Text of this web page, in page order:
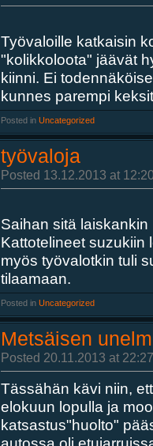
Työvaloille katkaisin
"kolikkoloota" jäävät
kiinni. Ei
kunnes parempi
Posted in Uncategorized
työvaloja
Posted 13.12.2013 at
Saihan sitä
Kattotelineet suzukiin
myös työvalotkin tuli
tilaamaan.
Posted in Uncategorized
Metsäisen
Posted 20.11.2013 at
Tässähän kävi niin,
elokuun lopulla ja
katsastus"huolto"